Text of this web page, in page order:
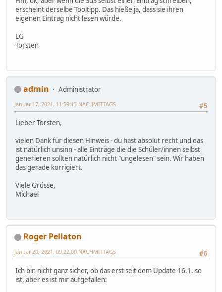
erscheint derselbe Tooltipp. Das hieße ja, dass sie ihren
eigenen Eintrag nicht lesen würde.
LG
Torsten
admin
Administrator
#5
Januar 17, 2021, 11:59:13 NACHMITTAGS
Lieber Torsten,
vielen Dank für diesen Hinweis - du hast absolut recht und das
ist natürlich unsinn - alle Einträge die die Schüler/innen selbst
generieren sollten natürlich nicht "ungelesen" sein. Wir haben
das gerade korrigiert.
Viele Grüsse,
Michael
Roger Pellaton
#6
Januar 20, 2021, 09:22:00 NACHMITTAGS
Ich bin nicht ganz sicher, ob das erst seit dem Update 16.1. so
ist, aber es ist mir aufgefallen: